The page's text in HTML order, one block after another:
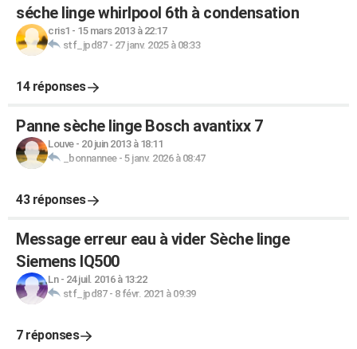
séche linge whirlpool 6th à condensation
cris1 - 15 mars 2013 à 22:17
stf_jpd87- 27 janv. 2025 à 08:33
14 réponses
Panne sèche linge Bosch avantixx 7
Louve- 20 juin 2013 à 18:11
_bonnannee- 5 janv. 2026 à 08:47
43 réponses
Message erreur eau à vider Sèche linge
Siemens IQ500
Ln- 24 juil. 2016 à 13:22
stf_jpd87- 8 févr. 2021 à 09:39
7 réponses